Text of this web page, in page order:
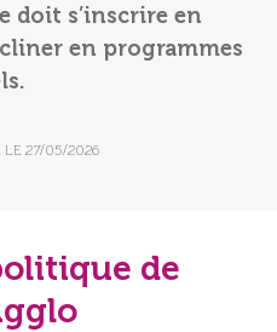
doit s’inscrire en
en programmes
LE 27/05/2026
de